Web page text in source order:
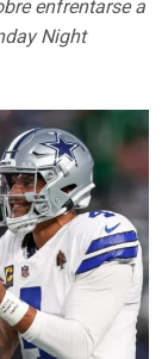
enfrentarse a
Night